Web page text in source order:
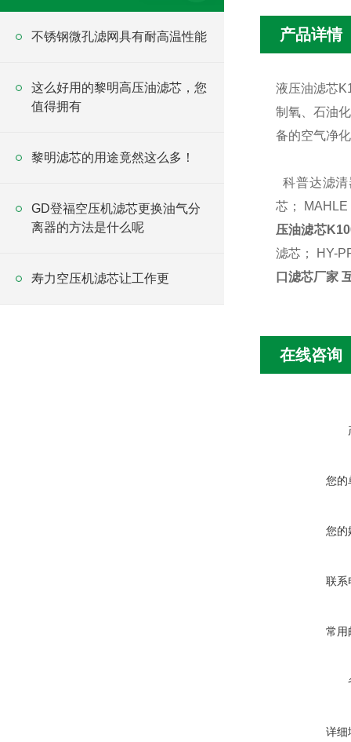
不锈钢微孔滤网具有耐高温性能
这么好用的黎明高压油滤芯，您
值得拥有
黎明滤芯的用途竟然这么多！
GD登福空压机滤芯更换油气分
离器的方法是什么呢
寿力空压机滤芯让工作更
产品详情
液压油滤芯
制氧、石油
备的空气净
科普达滤
芯； MAHLE
压油滤芯
滤芯； HY-
口滤芯厂家
在线咨询
您的
您的
联系
常用
详细